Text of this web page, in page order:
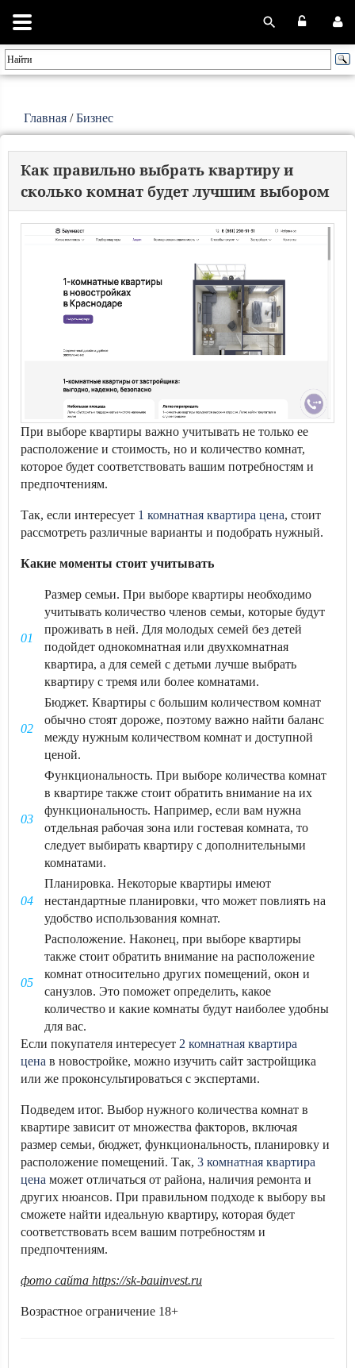
Главная /Бизнес
Как правильно выбрать квартиру и
сколько комнат будет лучшим выбором
При выборе квартиры важно учитывать не только ее
расположение и стоимость, но и количество комнат,
которое будет соответствовать вашим потребностям и
предпочтениям.
Так, если интересует 1 комнатная квартира цена, стоит
рассмотреть различные варианты и подобрать нужный.
Какие моменты стоит учитывать
Размер семьи. При выборе квартиры необходимо
учитывать количество членов семьи, которые будут
проживать в ней. Для молодых семей без детей
подойдет однокомнатная или двухкомнатная
квартира, а для семей с детьми лучше выбрать
квартиру с тремя или более комнатами.
Бюджет. Квартиры с большим количеством комнат
обычно стоят дороже, поэтому важно найти баланс
между нужным количеством комнат и доступной
ценой.
Функциональность. При выборе количества комнат
в квартире также стоит обратить внимание на их
функциональность. Например, если вам нужна
отдельная рабочая зона или гостевая комната, то
следует выбирать квартиру с дополнительными
комнатами.
Планировка. Некоторые квартиры имеют
нестандартные планировки, что может повлиять на
удобство использования комнат.
Расположение. Наконец, при выборе квартиры
также стоит обратить внимание на расположение
комнат относительно других помещений, окон и
санузлов. Это поможет определить, какое
количество и какие комнаты будут наиболее удобны
для вас.
Если покупателя интересует 2 комнатная квартира
цена в новостройке, можно изучить сайт застройщика
или же проконсультироваться с экспертами.
Подведем итог. Выбор нужного количества комнат в
квартире зависит от множества факторов, включая
размер семьи, бюджет, функциональность, планировку и
расположение помещений. Так, 3 комнатная квартира
цена может отличаться от района, наличия ремонта и
других нюансов. При правильном подходе к выбору вы
сможете найти идеальную квартиру, которая будет
соответствовать всем вашим потребностям и
предпочтениям.
фото сайта https://sk-bauinvest.ru
Возрастное ограничение 18+